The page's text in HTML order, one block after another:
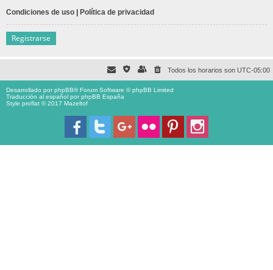
Condiciones de uso | Política de privacidad
Registrarse
Todos los horarios son UTC-05:00
Desarrollado porphpBB® Forum Software © phpBB Limited
Traducción al español porphpBB España
Style proflat © 2017 Mazeltof